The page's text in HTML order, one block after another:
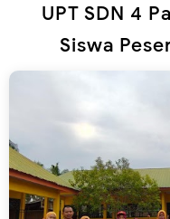
UPT SDN 4
Siswa